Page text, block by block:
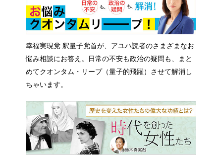
幸福実現党 釈量子党首が、アユハ読者のさまざまなお
悩み相談にお答え。日常の不安も政治の疑問も、まと
めてクオンタム・リープ（量子的飛躍）させて解消し
ちゃいます。